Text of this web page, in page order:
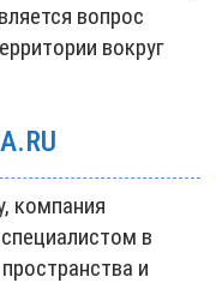
вопрос
вокруг
компания
в
и